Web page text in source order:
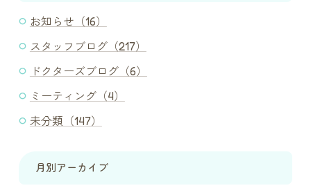
お知らせ（16）
スタッフブログ（217）
ドクターズブログ（6）
ミーティング（4）
未分類（147）
月別アーカイブ